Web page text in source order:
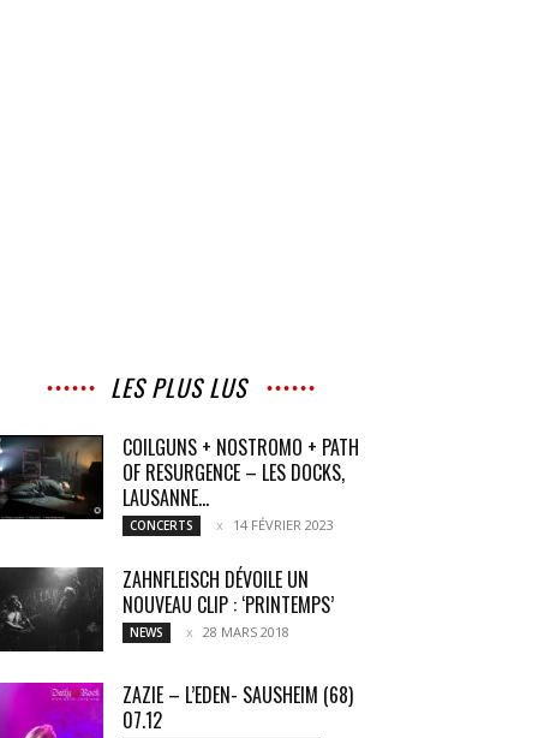
LES PLUS LUS
COILGUNS + NOSTROMO + PATH
OF RESURGENCE – LES DOCKS,
LAUSANNE...
CONCERTS 14 FÉVRIER 2023
ZAHNFLEISCH DÉVOILE UN
NOUVEAU CLIP : ‘PRINTEMPS’
NEWS 28 MARS 2018
ZAZIE – L’EDEN- SAUSHEIM (68)
07.12